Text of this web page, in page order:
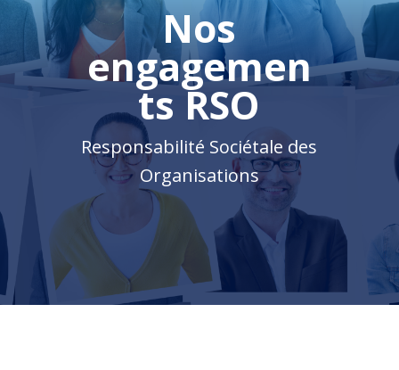
Nos
engagemen
ts RSO
Responsabilité Sociétale des
Organisations